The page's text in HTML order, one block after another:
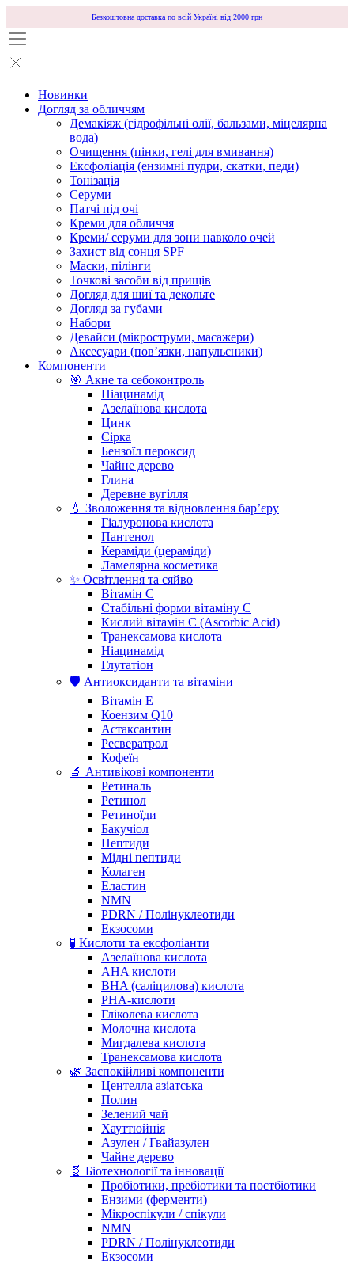
Безкоштовна доставка по всій Україні від 2000 грн
Новинки
Догляд за обличчям
Демакіяж (гідрофільні олії, бальзами, міцелярна
вода)
Очищення (пінки, гелі для вмивання)
Ексфоліація (ензимні пудри, скатки, педи)
Тонізація
Серуми
Патчі під очі
Креми для обличчя
Креми/ серуми для зони навколо очей
Захист від сонця SPF
Маски, пілінги
Точкові засоби від прищів
Догляд для шиї та декольте
Догляд за губами
Набори
Девайси (мікроструми, масажери)
Аксесуари (повʼязки, напульсники)
Компоненти
🎯 Акне та себоконтроль
Ніацинамід
Азелаїнова кислота
Цинк
Сірка
Бензоїл пероксид
Чайне дерево
Глина
Деревне вугілля
💧 Зволоження та відновлення бар’єру
Гіалуронова кислота
Пантенол
Кераміди (цераміди)
Ламелярна косметика
✨ Освітлення та сяйво
Вітамін С
Стабільні форми вітаміну С
Кислий вітамін С (Ascorbic Acid)
Транексамова кислота
Ніацинамід
Глутатіон
🛡️ Антиоксиданти та вітаміни
Вітамін Е
Коензим Q10
Астаксантин
Ресвератрол
Кофеїн
🔬 Антивікові компоненти
Ретиналь
Ретинол
Ретиноїди
Бакучіол
Пептиди
Мідні пептиди
Колаген
Еластин
NMN
PDRN / Полінуклеотиди
Екзосоми
🧪 Кислоти та ексфоліанти
Азелаїнова кислота
AHA кислоти
BHA (саліцилова) кислота
PHA-кислоти
Гліколева кислота
Молочна кислота
Мигдалева кислота
Транексамова кислота
🌿 Заспокійливі компоненти
Центелла азіатська
Полин
Зелений чай
Хауттюйнія
Азулен / Гвайазулен
Чайне дерево
🧬 Біотехнології та інновації
Пробіотики, пребіотики та постбіотики
Ензими (ферменти)
Мікроспікули / спікули
NMN
PDRN / Полінуклеотиди
Екзосоми